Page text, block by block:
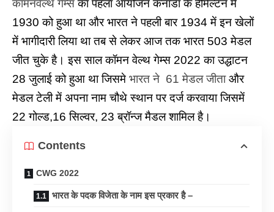
कॉमनवेल्थ गेम्स का पहला आयोजन कनाडा के हैमिल्टन में
1930 को हुआ था और भारत ने पहली बार 1934 में इन खेलों
में भागीदारी लिया था तब से लेकर आज तक भारत 503 मेडल
जीत चुके है।इस साल कॉमन वेल्थ गेम्स 2022 का उद्धाटन
28 जुलाई को हुआ था जिसमे भारत ने 61 मेडल जीता और
मेडल टेली में अपना नाम चौथे स्थान पर दर्ज करवाया जिसमें
22 गोल्ड,16 सिल्वर, 23 ब्रॉन्ज मैडल शामिल है।
Contents
CWG 2022
भारत के पदक विजेता के नाम इस प्रकार है –